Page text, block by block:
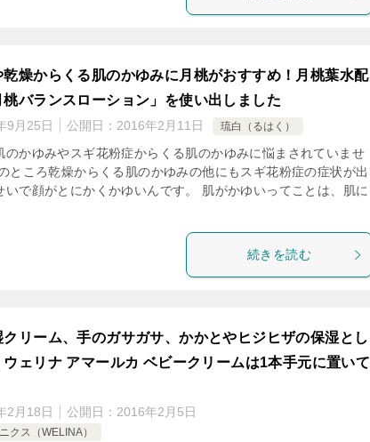
乾燥からくる肌のかゆみに月桃がおすすめ！月桃葉水配
バランスローション」を使い出しました
9月25日 公開日： 2016年2月11日 琉白（るはく）
のかゆみやスギ花粉症からくる肌のかゆみに悩まされていませ
ところ乾燥からくる肌のかゆみの他にもスギ花粉症の症状が出
いで顔がとにかくかゆいんです。 肌がかゆいってことは、肌に
続きを読む
リーム、手のガサガサ、かかとやヒジヒザの保湿とし
ェリナ アマールカ ベビークリームは1本手元に置いて
2月18日 公開日： 2016年2月5日
クス（WELINA）